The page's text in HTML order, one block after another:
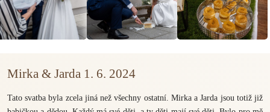
Mirka & Jarda 1. 6. 2024
Tato svatba byla zcela jiná než všechny ostatní. Mirka a Jarda jsou totiž již